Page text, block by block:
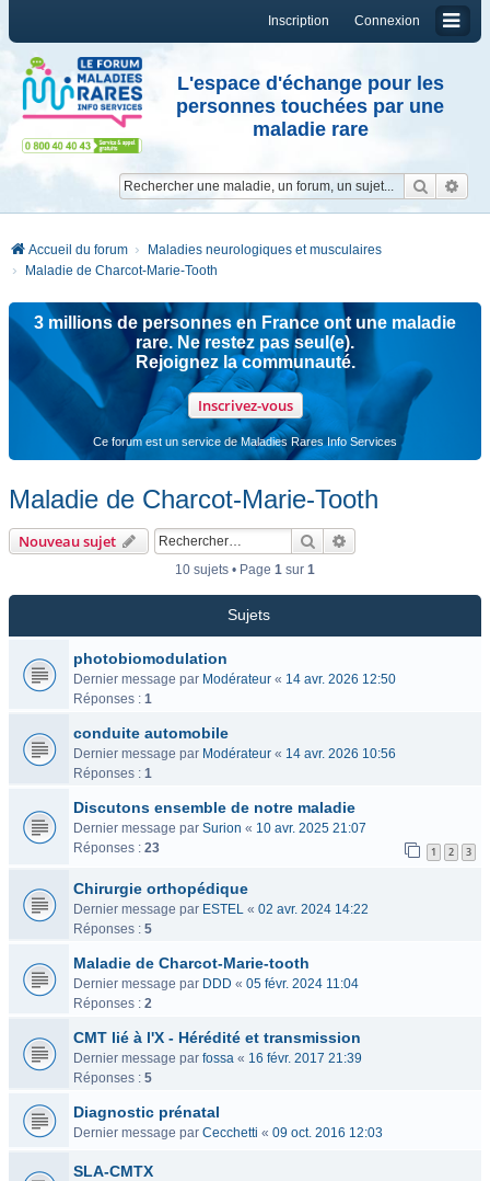
Connexion
Inscription
L'espace d'échange pour les
personnes touchées par une
maladie rare
Accueil du forum
Maladies neurologiques et musculaires
Maladie de Charcot-Marie-Tooth
3 millions de personnes en France ont une maladie
rare. Ne restez pas seul(e).
Rejoignez la communauté.
Inscrivez-vous
Ce forum est un service de Maladies Rares Info Services
Maladie de Charcot-Marie-Tooth
Nouveau sujet Rechercher
10 sujets • Page 1 sur 1
Sujets
photobiomodulation
Dernier message par Modérateur « 14 avr. 2026 12:50
Réponses : 1
conduite automobile
Dernier message par Modérateur « 14 avr. 2026 10:56
Réponses : 1
Discutons ensemble de notre maladie
Dernier message par Surion « 10 avr. 2025 21:07
Réponses : 23 1 2 3
Chirurgie orthopédique
Dernier message par ESTEL « 02 avr. 2024 14:22
Réponses : 5
Maladie de Charcot-Marie-tooth
Dernier message par DDD « 05 févr. 2024 11:04
Réponses : 2
CMT lié à l'X - Hérédité et transmission
Dernier message par fossa « 16 févr. 2017 21:39
Réponses : 5
Diagnostic prénatal
Dernier message par Cecchetti « 09 oct. 2016 12:03
SLA-CMTX